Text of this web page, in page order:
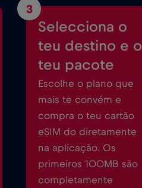
3
Selecciona o
teu destino e o
teu pacote
Escolhe o plano que
mais te convém e
compra o teu cartão
eSIM do diretamente
na aplicação. Os
primeiros 100MB são
completamente